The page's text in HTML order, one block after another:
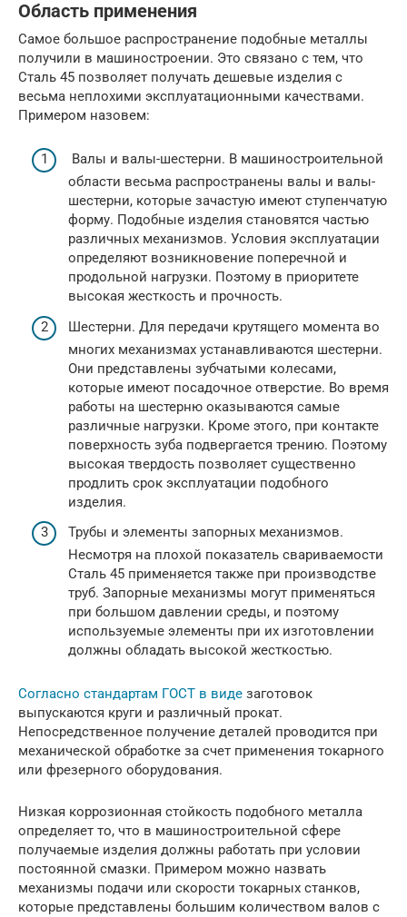
Область применения
Самое большое распространение подобные металлы
получили в машиностроении. Это связано с тем, что
Сталь 45 позволяет получать дешевые изделия с
весьма неплохими эксплуатационными качествами.
Примером назовем:
Валы и валы-шестерни. В машиностроительной
области весьма распространены валы и валы-
шестерни, которые зачастую имеют ступенчатую
форму. Подобные изделия становятся частью
различных механизмов. Условия эксплуатации
определяют возникновение поперечной и
продольной нагрузки. Поэтому в приоритете
высокая жесткость и прочность.
Шестерни. Для передачи крутящего момента во
многих механизмах устанавливаются шестерни.
Они представлены зубчатыми колесами,
которые имеют посадочное отверстие. Во время
работы на шестерню оказываются самые
различные нагрузки. Кроме этого, при контакте
поверхность зуба подвергается трению. Поэтому
высокая твердость позволяет существенно
продлить срок эксплуатации подобного
изделия.
Трубы и элементы запорных механизмов.
Несмотря на плохой показатель свариваемости
Сталь 45 применяется также при производстве
труб. Запорные механизмы могут применяться
при большом давлении среды, и поэтому
используемые элементы при их изготовлении
должны обладать высокой жесткостью.
Согласно стандартам ГОСТ в виде заготовок
выпускаются круги и различный прокат.
Непосредственное получение деталей проводится при
механической обработке за счет применения токарного
или фрезерного оборудования.
Низкая коррозионная стойкость подобного металла
определяет то, что в машиностроительной сфере
получаемые изделия должны работать при условии
постоянной смазки. Примером можно назвать
механизмы подачи или скорости токарных станков,
которые представлены большим количеством валов с